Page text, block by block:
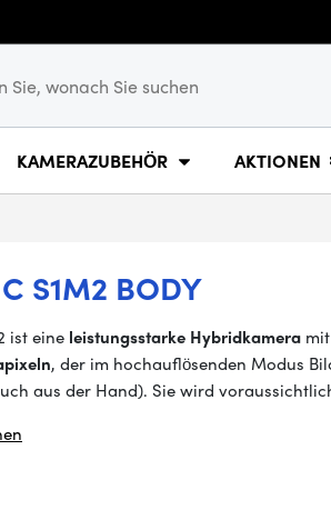
KAMERAZUBEHÖR AKTIONEN
S1M2 BODY
ist eine leistungsstarke Hybridkamera
, der im hochauflösenden Modus
aus der Hand). Sie wird